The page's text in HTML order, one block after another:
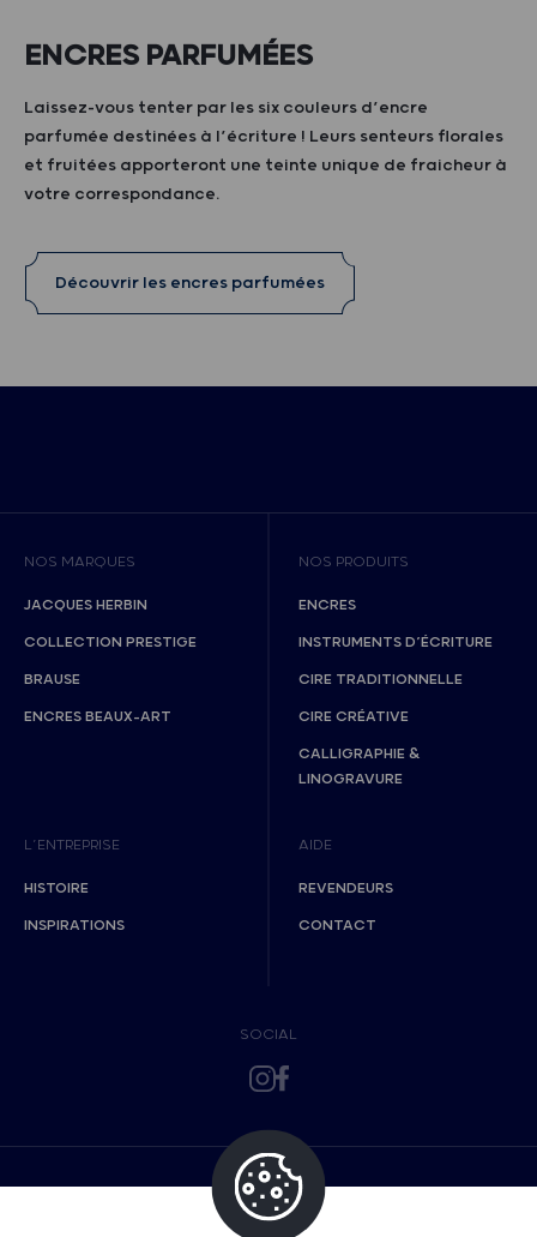
ENCRES PARFUMÉES
Laissez-vous tenter par les six couleurs d’encre
parfumée destinées à l’écriture ! Leurs senteurs florales
et fruitées apporteront une teinte unique de fraicheur à
votre correspondance.
Découvrir les encres parfumées
NOS MARQUES
JACQUES HERBIN
COLLECTION PRESTIGE
BRAUSE
ENCRES BEAUX-ART
NOS PRODUITS
ENCRES
INSTRUMENTS D’ÉCRITURE
CIRE TRADITIONNELLE
CIRE CRÉATIVE
CALLIGRAPHIE &
LINOGRAVURE
L’ENTREPRISE
HISTOIRE
INSPIRATIONS
AIDE
REVENDEURS
CONTACT
SOCIAL